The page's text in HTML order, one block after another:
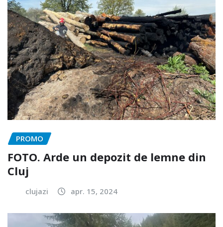
PROMO
FOTO. Arde un depozit de lemne din
Cluj
clujazi apr. 15, 2024